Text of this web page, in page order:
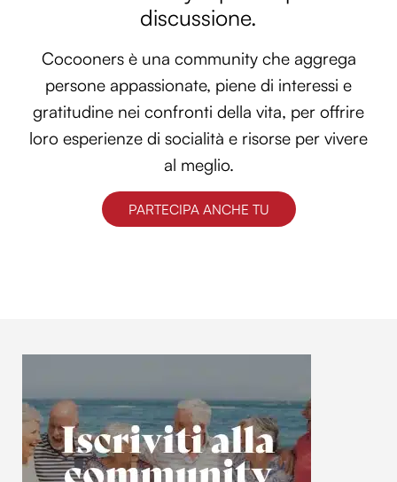
discussione.
Cocooners è una community che aggrega
persone appassionate, piene di interessi e
gratitudine nei confronti della vita, per offrire
loro esperienze di socialità e risorse per vivere
al meglio.
PARTECIPA ANCHE TU